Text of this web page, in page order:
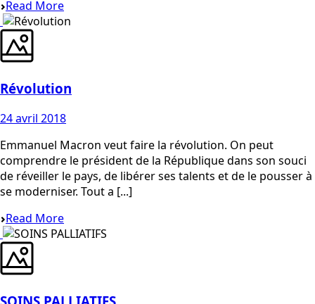
Read More
Révolution
24 avril 2018
Emmanuel Macron veut faire la révolution. On peut
comprendre le président de la République dans son souci
de réveiller le pays, de libérer ses talents et de le pousser à
se moderniser. Tout a [...]
Read More